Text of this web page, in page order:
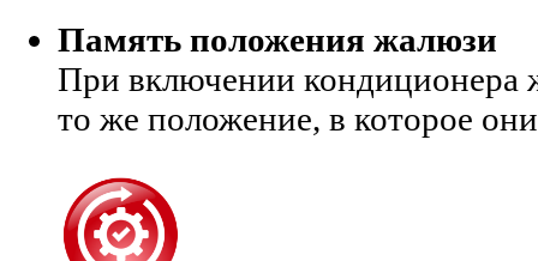
Память положения жалюзи
При включении кондиционера
то же положение, в которое